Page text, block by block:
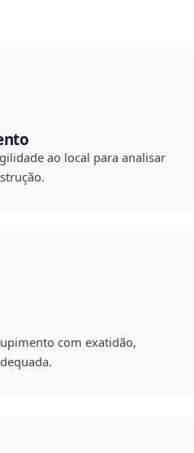
ao local para analisar
com exatidão,